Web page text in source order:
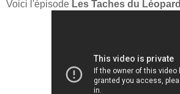
Voici l'épisode Les Taches du Léopard